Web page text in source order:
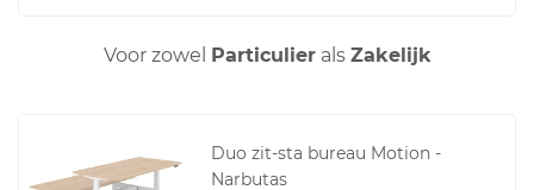
Voor zowel Particulierals Zakelijk
Duo zit-sta bureau Motion -
Narbutas